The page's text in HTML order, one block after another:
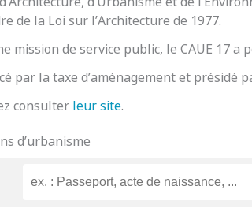
de la Loi sur l’Architecture de 1977.
mission de service public, le CAUE 17
par la taxe d’aménagement et présidé
consulter leur site.
d’urbanisme